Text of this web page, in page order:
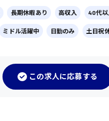
長期休暇あり 高収入 40代
ミドル活躍中 日勤のみ 土日祝
この求人に応募する